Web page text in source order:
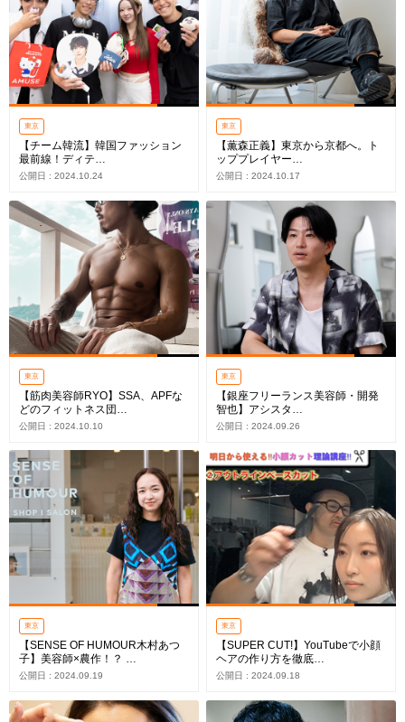
東京
【チーム韓流】韓国ファッション
最前線！ディテ…
公開日 : 2024.10.24
東京
【薫森正義】東京から京都へ。ト
ッププレイヤー…
公開日 : 2024.10.17
東京
【筋肉美容師RYO】SSA、APFな
どのフィットネス団…
公開日 : 2024.10.10
東京
【銀座フリーランス美容師・開発
智也】アシスタ…
公開日 : 2024.09.26
東京
【SENSE OF HUMOUR木村あつ
子】美容師×農作！？ …
公開日 : 2024.09.19
東京
【SUPER CUT!】YouTubeで小顔
ヘアの作り方を徹底…
公開日 : 2024.09.18